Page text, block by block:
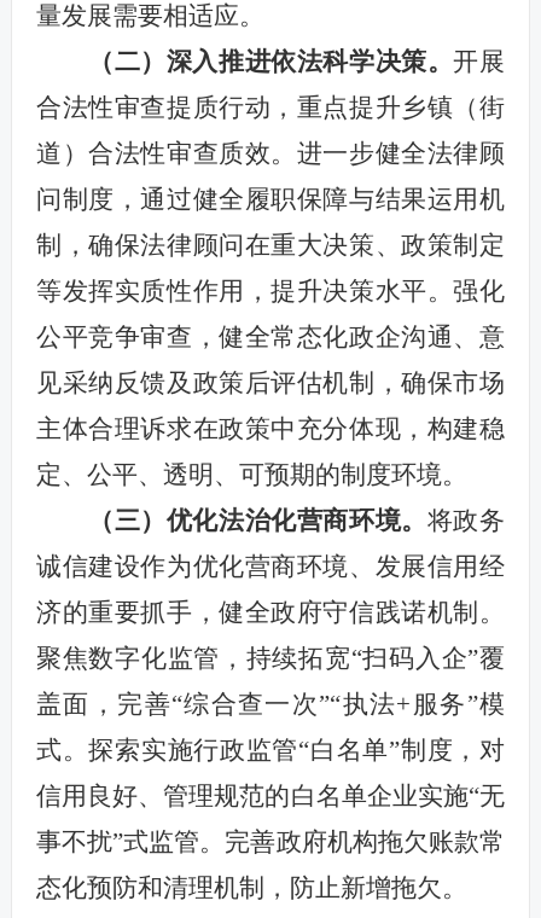
量发展需要相适应。
（二）深入推进依法科学决策。开展
合法性审查提质行动，重点提升乡镇（街
道）合法性审查质效。进一步健全法律顾
问制度，通过健全履职保障与结果运用机
制，确保法律顾问在重大决策、政策制定
等发挥实质性作用，提升决策水平。强化
公平竞争审查，健全常态化政企沟通、意
见采纳反馈及政策后评估机制，确保市场
主体合理诉求在政策中充分体现，构建稳
定、公平、透明、可预期的制度环境。
（三）优化法治化营商环境。 将政务
诚信建设作为优化营商环境、发展信用经
济的重要抓手，健全政府守信践诺机制。
聚焦数字化监管，持续拓宽“扫码入企”覆
盖面，完善“综合查一次”“执法+服务”模
式。探索实施行政监管“白名单”制度，对
信用良好、管理规范的白名单企业实施“无
事不扰”式监管。完善政府机构拖欠账款常
态化预防和清理机制，防止新增拖欠。